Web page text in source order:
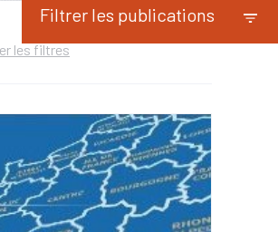
Filtrer les publications
les filtres